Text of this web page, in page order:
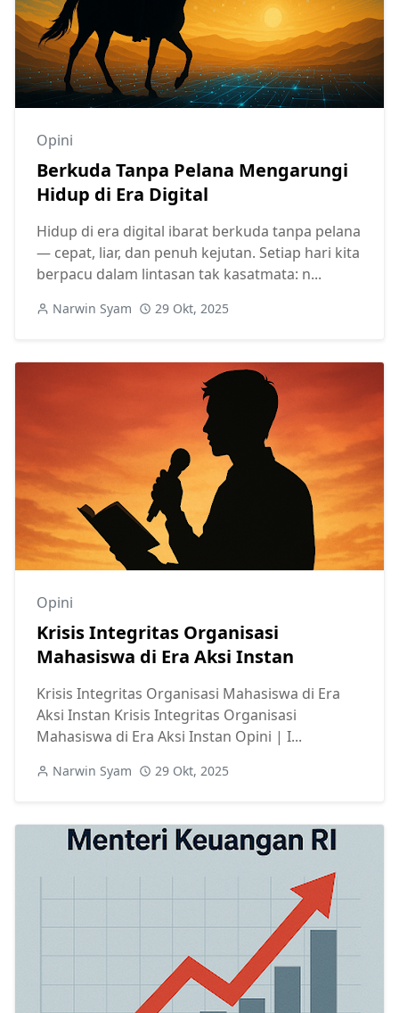
Opini
Berkuda Tanpa Pelana Mengarungi
Hidup di Era Digital
Hidup di era digital ibarat berkuda tanpa pelana
— cepat, liar, dan penuh kejutan. Setiap hari kita
berpacu dalam lintasan tak kasatmata: n...
Narwin Syam 29 Okt, 2025
Opini
Krisis Integritas Organisasi
Mahasiswa di Era Aksi Instan
Krisis Integritas Organisasi Mahasiswa di Era
Aksi Instan Krisis Integritas Organisasi
Mahasiswa di Era Aksi Instan Opini | I...
Narwin Syam 29 Okt, 2025